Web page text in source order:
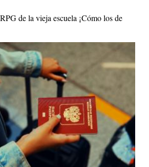
de la vieja escuela ¡Cómo los de